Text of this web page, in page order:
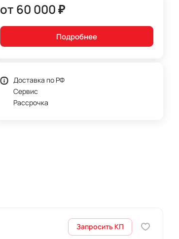
от 60 000 ₽
Подробнее
Доставка по РФ
Сервис
Рассрочка
Запросить КП